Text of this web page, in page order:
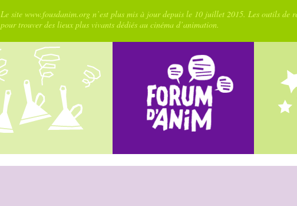
Le site www.fousdanim.org n’est plus mis à jour depuis le 10 juillet 2015. Les outils de
pour trouver des lieux plus vivants dédiés au cinéma d’animation.